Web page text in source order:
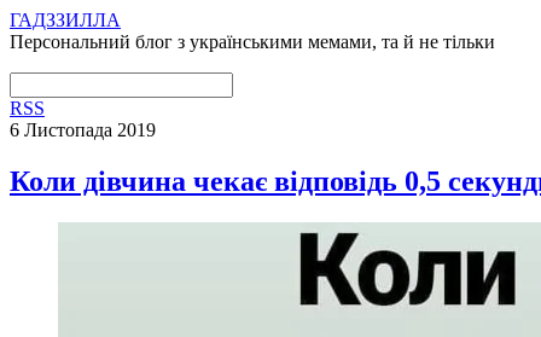
ГАДЗЗИЛЛА
Персональний блог з українськими мемами, та й не тільки
RSS
6 Листопада 2019
Коли дівчина чекає відповідь 0,5